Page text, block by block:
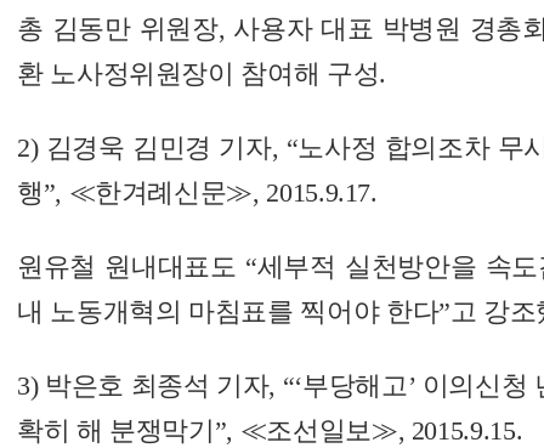
총 김동만 위원장, 사용자 대표 박병원 경총
환 노사정위원장이 참여해 구성.
2) 김경욱 김민경 기자, “노사정 합의조차 무
행”, ≪한겨례신문≫, 2015.9.17.
원유철 원내대표도 “세부적 실천방안을 속
내 노동개혁의 마침표를 찍어야 한다”고 강조
3) 박은호 최종석 기자, “‘부당해고’ 이의신청
확히 해 분쟁막기”, ≪조선일보≫, 2015.9.15.